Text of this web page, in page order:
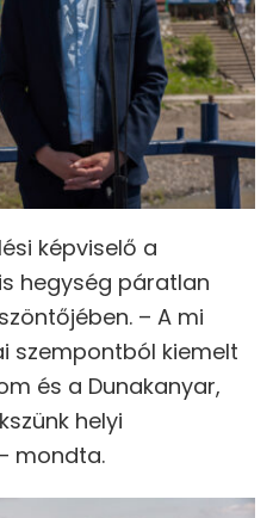
képviselő a
hegység páratlan
– A mi
szempontból kiemelt
és a Dunakanyar,
helyi
mondta.